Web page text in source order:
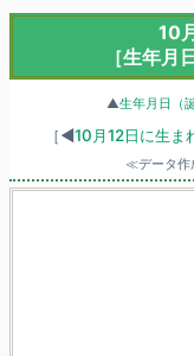
10
［生年月
▲生年月日（
［◀10月12日に生ま
≪データ作